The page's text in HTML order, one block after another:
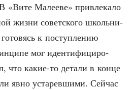
«Вите Мале­е­ве» при­вле­ка­ло
жиз­ни совет­ско­го школь­ни­
к поступ­ле­нию
мог иден­ти­фи­ци­ро­
что какие-то дета­ли в кон­це
явно уста­рев­ши­ми. Сей­час